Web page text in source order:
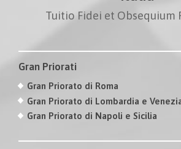
Tuitio Fidei et Obsequium
Gran Priorati
Gran Priorato di Roma
Gran Priorato di Lombardia e
Gran Priorato di Napoli e Sicilia